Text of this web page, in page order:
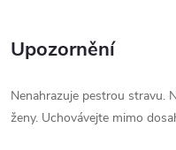
Upozornění
Nenahrazuje pestrou stravu.
ženy. Uchovávejte mimo